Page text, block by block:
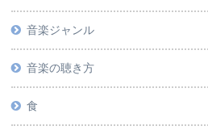
音楽ジャンル
音楽の聴き方
食